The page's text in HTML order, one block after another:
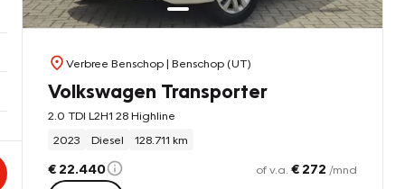
Verbree Benschop| Benschop (UT)
Volkswagen Transporter
2.0 TDI L2H1 28 Highline
2023
Diesel 128.711 km
€ 22.440 of v.a. € 272 /mnd